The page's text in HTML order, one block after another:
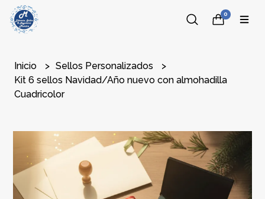
0
Inicio
Sellos Personalizados
Kit 6 sellos Navidad/Año nuevo con almohadilla
Cuadricolor